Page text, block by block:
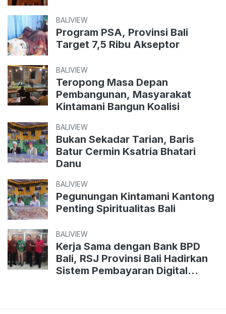
BALIVIEW
Program PSA, Provinsi Bali
Target 7,5 Ribu Akseptor
BALIVIEW
Teropong Masa Depan
Pembangunan, Masyarakat
Kintamani Bangun Koalisi
BALIVIEW
Bukan Sekadar Tarian, Baris
Batur Cermin Ksatria Bhatari
Danu
BALIVIEW
Pegunungan Kintamani Kantong
Penting Spiritualitas Bali
BALIVIEW
Kerja Sama dengan Bank BPD
Bali, RSJ Provinsi Bali Hadirkan
Sistem Pembayaran Digital